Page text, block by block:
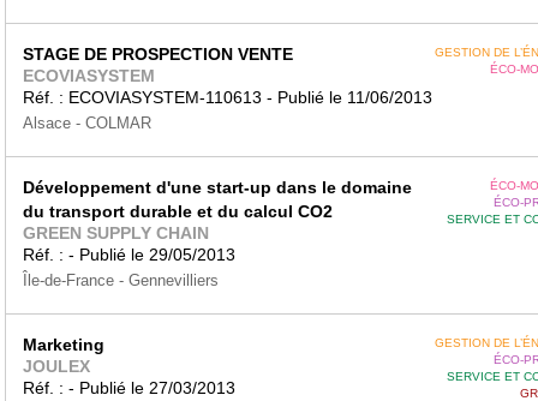
GESTION DE
ÉCO-
STAGE DE PROSPECTION VENTE
ECOVIASYSTEM
Réf. : ECOVIASYSTEM-110613 - Publié le 11/06/2013
Alsace - COLMAR
ÉCO-
ÉCO-
SERVICE ET
Développement d'une start-up dans le domaine
du transport durable et du calcul CO2
GREEN SUPPLY CHAIN
Réf. : - Publié le 29/05/2013
Île-de-France - Gennevilliers
GESTION DE
ÉCO-
SERVICE ET
Marketing
JOULEX
Réf. : - Publié le 27/03/2013